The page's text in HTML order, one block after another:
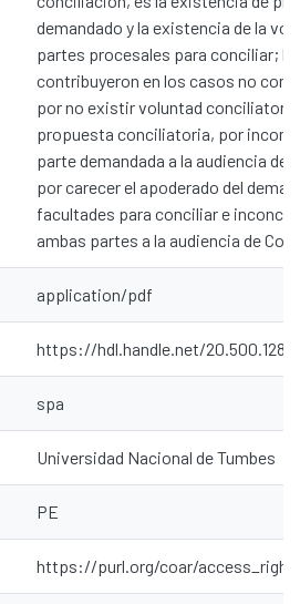
demandado y la existencia de la
partes procesales para conciliar;
contribuyeron en los casos no
por no existir voluntad
propuesta conciliatoria, por
parte demandada a la audiencia de
por carecer el apoderado del
facultades para conciliar e
ambas partes a la audiencia de
application/pdf
https://hdl.handle.net/
spa
Universidad Nacional de Tumbes
PE
https://purl.org/coar/